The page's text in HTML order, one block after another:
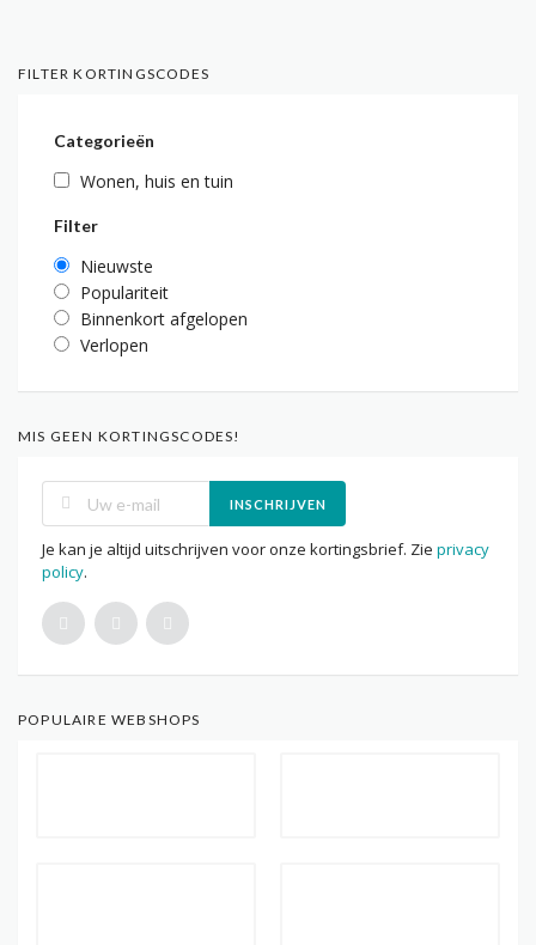
FILTER KORTINGSCODES
Categorieën
Wonen, huis en tuin
Filter
Nieuwste
Populariteit
Binnenkort afgelopen
Verlopen
MIS GEEN KORTINGSCODES!
INSCHRIJVEN
Je kan je altijd uitschrijven voor onze kortingsbrief. Zie privacy
policy.
POPULAIRE WEBSHOPS